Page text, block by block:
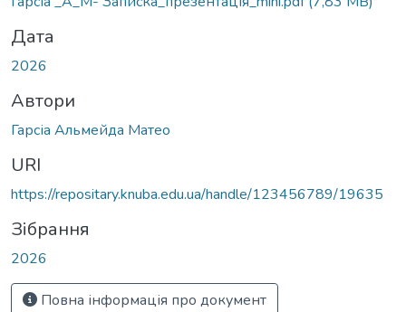
Дата
2026
Автори
Гарсіа Альмейда Матео
URI
https://repositary.knuba.edu.ua/handle/123456789/19635
Зібрання
2026
Повна інформація про документ